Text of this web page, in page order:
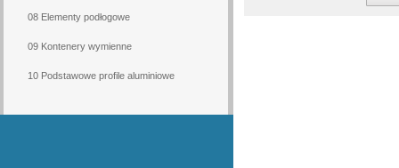
08 Elementy podłogowe
09 Kontenery wymienne
10 Podstawowe profile aluminiowe